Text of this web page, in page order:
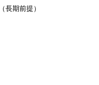
長期前提）